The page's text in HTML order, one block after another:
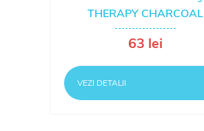
THERAPY CHARCOAL
63 lei
VEZI DETALII